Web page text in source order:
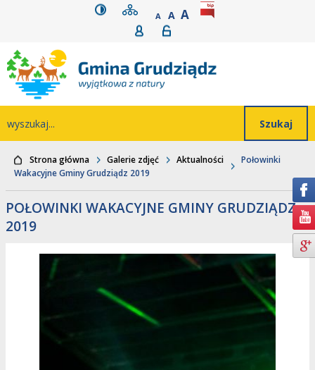
Przejdź do głównego
Przejdź do treści
Przejdź do
wyszukiwarki
Przejdź do mapywersja kontrastowa
mapa serwisu
A POMNIEJSZ CZCIONKĘ
A STANDARDOWY ROZMIAR
A POWIĘKSZ
rozmiar czcionki
Rejestracja
Strona główna Galerie zdjęć Aktualności
Połowinki
Wakacyjne Gminy Grudziądz 2019
POŁOWINKI WAKACYJNE GMINY GRUDZIĄDZ
2019